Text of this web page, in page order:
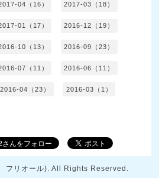
04（16） 2017-03（18）
01（17） 2016-12（19）
10（13） 2016-09（23）
07（11） 2016-06（11）
2016-04（23） 2016-03（1）
リオール). All Rights Reserved.